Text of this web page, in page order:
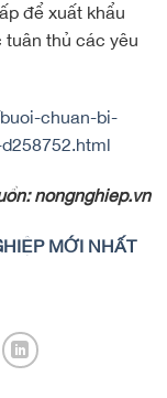
để xuất khẩu
thủ các yêu
chuan-bi-
nongnghiep.vn
MỚI NHẤT